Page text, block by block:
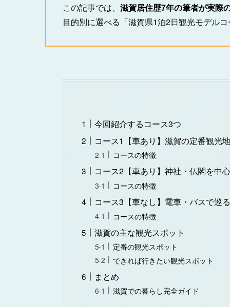
この記事では、 滋賀居住歴7年の筆者が実際
目的別に選べる「滋賀県1泊2日観光モデル
今回紹介するコース3つ
コース1【車あり】滋賀の定番観光
コースの特徴
コース2【車あり】神社・仏閣を中
コースの特徴
コース3【車なし】電車・バスで巡
コースの特徴
滋賀の主な観光スポット
定番の観光スポット
できれば行きたい観光スポット
まとめ
滋賀での暮らし完全ガイド